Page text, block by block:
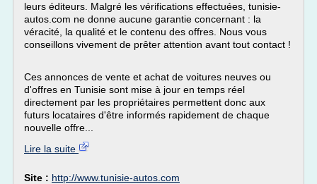
leurs éditeurs. Malgré les vérifications effectuées, tunisie-
autos.com ne donne aucune garantie concernant : la
véracité, la qualité et le contenu des offres. Nous vous
conseillons vivement de prêter attention avant tout contact !
Ces annonces de vente et achat de voitures neuves ou
d'offres en Tunisie sont mise à jour en temps réel
directement par les propriétaires permettent donc aux
futurs locataires d'être informés rapidement de chaque
nouvelle offre...
Lire la suite
Site : http://www.tunisie-autos.com